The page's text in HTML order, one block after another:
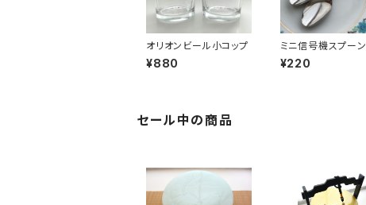
オリオンビール小コップ
¥880
ミニ信号機スプーン
¥220
セール中の商品